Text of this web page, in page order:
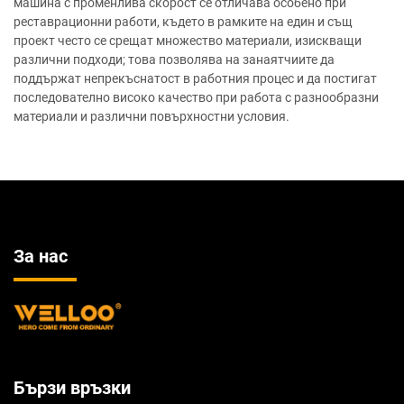
машина с променлива скорост се отличава особено при
реставрационни работи, където в рамките на един и същ
проект често се срещат множество материали, изискващи
различни подходи; това позволява на занаятчиите да
поддържат непрекъснатост в работния процес и да постигат
последователно високо качество при работа с разнообразни
материали и различни повърхностни условия.
За нас
Бързи връзки